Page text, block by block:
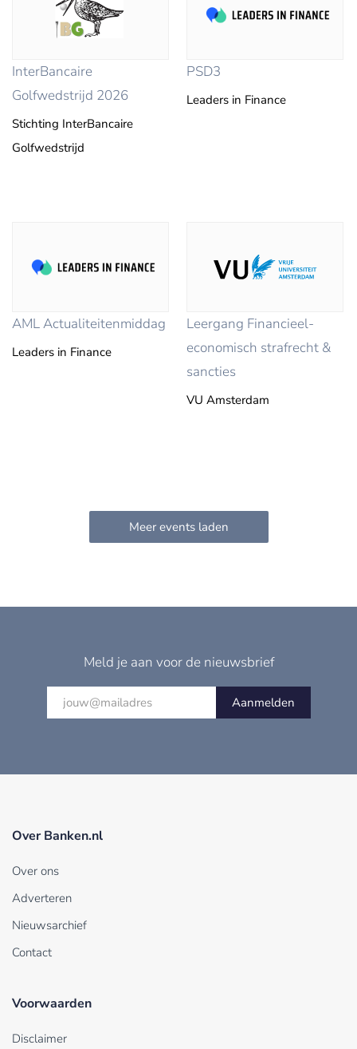
InterBancaire
Golfwedstrijd 2026
Stichting InterBancaire
Golfwedstrijd
PSD3
Leaders in Finance
AML Actualiteitenmiddag
Leaders in Finance
Leergang Financieel-
economisch strafrecht &
sancties
VU Amsterdam
Meld je aan voor de nieuwsbrief
Aanmelden
Over Banken.nl
Over ons
Adverteren
Nieuwsarchief
Contact
Voorwaarden
Disclaimer